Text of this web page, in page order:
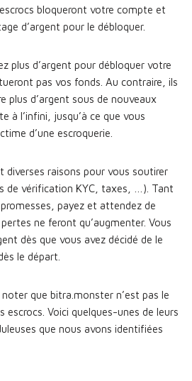
bloqueront votre compte et
d’argent pour le débloquer.
plus d’argent pour débloquer votre
pas vos fonds. Au contraire, ils
plus d’argent sous de nouveaux
à l’infini, jusqu’à ce que vous
d’une escroquerie.
diverses raisons pour vous soutirer
de vérification KYC, taxes, …). Tant
payez et attendez de
ne feront qu’augmenter. Vous
dès que vous avez décidé de le
le départ.
que bitra.monster n’est pas le
escrocs. Voici quelques-unes de leurs
que nous avons identifiées